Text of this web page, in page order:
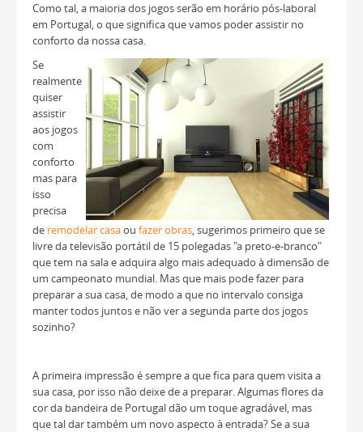
Como tal, a maioria dos jogos serão em horário pós-laboral
em Portugal, o que significa que vamos poder assistir no
conforto da nossa casa.
Se
realmente
quiser
assistir
aos jogos
com
conforto
mas para
isso
precisa
de remodelar casaou fazer obras, sugerimos primeiro que se
livre da televisão portátil de 15 polegadas "a preto-e-branco"
que tem na sala e adquira algo mais adequado à dimensão de
um campeonato mundial. Mas que mais pode fazer para
preparar a sua casa, de modo a que no intervalo consiga
manter todos juntos e não ver a segunda parte dos jogos
sozinho?
A primeira impressão é sempre a que fica para quem visita a
sua casa, por isso não deixe de a preparar. Algumas flores da
cor da bandeira de Portugal dão um toque agradável, mas
que tal dar também um novo aspecto à entrada? Se a sua